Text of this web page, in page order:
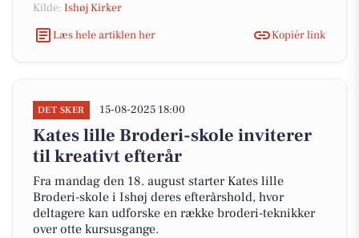
Kilde: Ishøj Kirker
Læs hele artiklen her
Kopiér link
DET SKER 15-08-2025 18:00
Kates lille Broderi-skole inviterer
til kreativt efterår
Fra mandag den 18. august starter Kates lille
Broderi-skole i Ishøj deres efterårshold, hvor
deltagere kan udforske en række broderi-teknikker
over otte kursusgange.